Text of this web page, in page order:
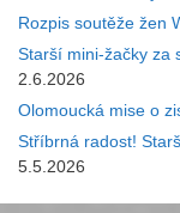
Rozpis soutěže žen
Starší mini-žačky za
2.6.2026
Olomoucká mise o
Stříbrná radost!
5.5.2026